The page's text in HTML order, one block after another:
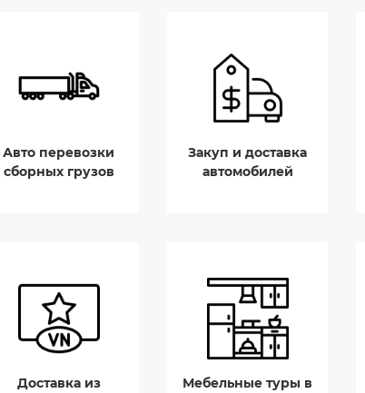
Авто перевозки
сборных грузов
Закуп и доставка
автомобилей
Доставка из
Мебельные туры в